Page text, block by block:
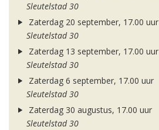
Sleutelstad 30
Zaterdag 20 september, 17.00 uur
Sleutelstad 30
Zaterdag 13 september, 17.00 uur
Sleutelstad 30
Zaterdag 6 september, 17.00 uur
Sleutelstad 30
Zaterdag 30 augustus, 17.00 uur
Sleutelstad 30